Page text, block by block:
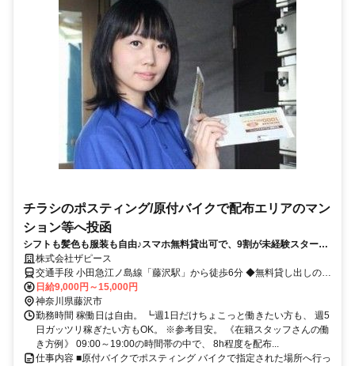
チラシのポスティング/原付バイクで配布エリアのマン
ション等へ投函
シフトも髪色も服装も自由♪スマホ無料貸出可で、9割が未経験スタート
です☆
株式会社ザピース
交通手段 小田急江ノ島線「藤沢駅」から徒歩6分 ◆無料貸し出しの原
付バイク通勤OK ◆自転車通勤もOK 【最寄り駅】 ・江ノ島電鉄線
「藤沢駅」 ・ＪＲ東海道本線「藤沢駅」 ・その他
日給9,000円～15,000円
神奈川県藤沢市
勤務時間 稼働日は自由。 ┗週1日だけちょこっと働きたい方も、 週5
日ガッツリ稼ぎたい方もOK。 ※参考目安。 《在籍スタッフさんの働
き方例》 09:00～19:00の時間帯の中で、 8h程度を配布...
仕事内容 ■原付バイクでポスティング バイクで指定された場所へ行っ